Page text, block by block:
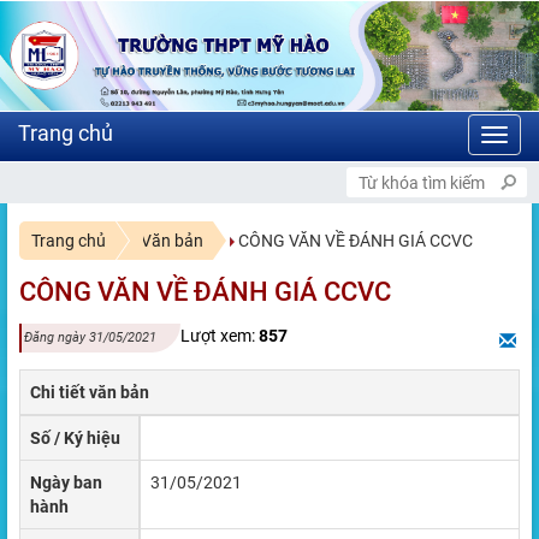
CHÀO MỪNG BẠN ĐẾN
Trang chủ Văn bản CÔNG VĂN VỀ ĐÁNH GIÁ CCVC
CÔNG VĂN VỀ ĐÁNH GIÁ CCVC
Đăng ngày 31/05/2021 Lượt xem:857
Chi tiết văn bản
Số / Ký hiệu
Ngày ban
hành
31/05/2021